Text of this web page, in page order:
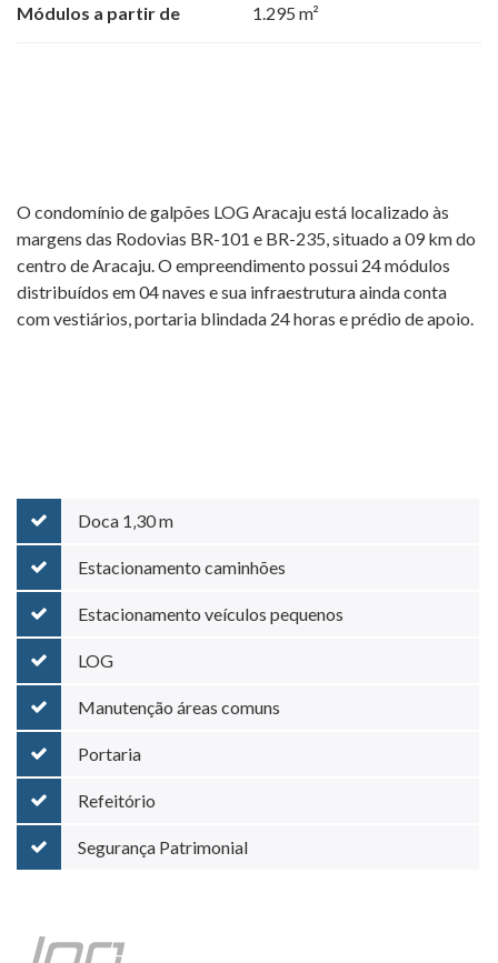
Módulos a partir de 1.295 m²
O condomínio de galpões LOG Aracaju está localizado às
margens das Rodovias BR-101 e BR-235, situado a 09 km do
centro de Aracaju. O empreendimento possui 24 módulos
distribuídos em 04 naves e sua infraestrutura ainda conta
com vestiários, portaria blindada 24 horas e prédio de apoio.
Doca 1‚30 m
Estacionamento caminhões
Estacionamento veículos pequenos
LOG
Manutenção áreas comuns
Portaria
Refeitório
Segurança Patrimonial